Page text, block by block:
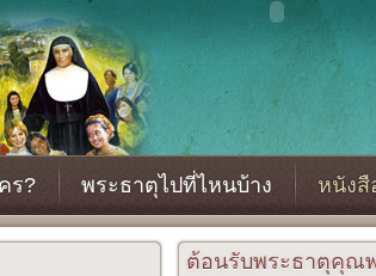
ร? พระธาตุไปที่ไหนบ้าง หนังสื
ต้อนรับพระธาตุคุณ